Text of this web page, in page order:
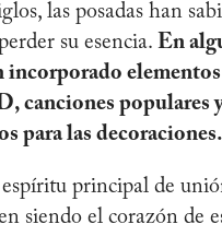
las posadas han
su esencia. En
incorporado
canciones populares
para las decoraciones.
principal de
siendo el corazón de